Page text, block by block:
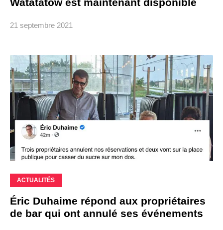
21 septembre 2021
ACTUALITÉS
Éric Duhaime répond aux propriétaires
de bar qui ont annulé ses événements